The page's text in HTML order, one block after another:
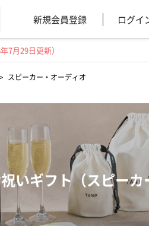
新規会員登録 ログイ
7月29日更新）
スピーカー・オーディオ
いギフト（スピー